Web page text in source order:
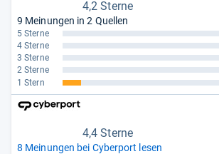
4,2 Sterne
9 Meinungen in 2 Quellen
5 Sterne
4 Sterne
3 Sterne
2 Sterne
1 Stern
4,4 Sterne
8 Meinungen bei Cyberport lesen